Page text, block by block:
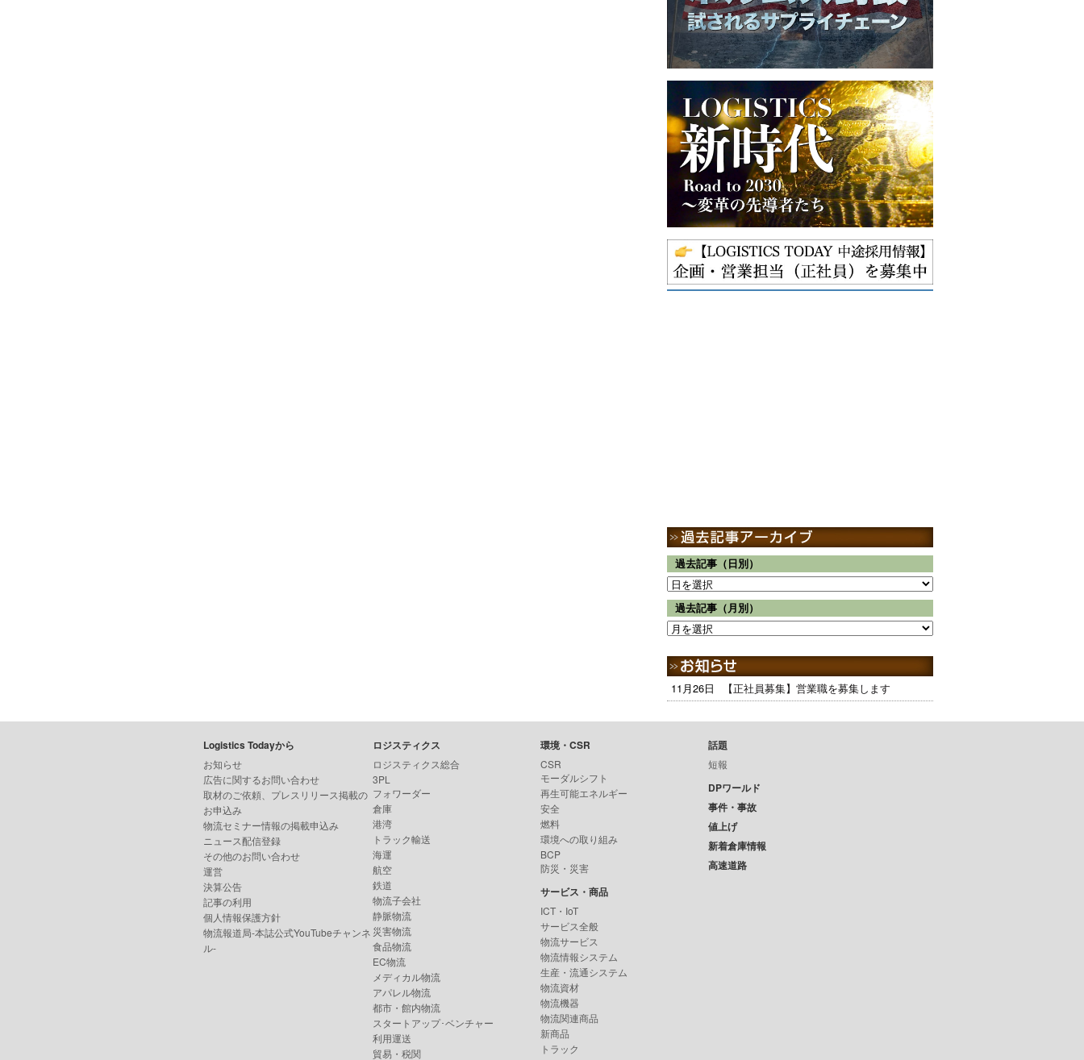
過去記事（日別）
過去記事（月別）
11月26日 【正社員募集】営業職を募集します
Logistics Todayから
お知らせ
広告に関するお問い合わせ
取材のご依頼、プレスリリース掲載の
お申込み
物流セミナー情報の掲載申込み
ニュース配信登録
その他のお問い合わせ
運営
決算公告
記事の利用
個人情報保護方針
物流報道局-本誌公式YouTubeチャンネ
ル-
ロジスティクス
ロジスティクス総合
3PL
フォワーダー
倉庫
港湾
トラック輸送
海運
航空
鉄道
物流子会社
静脈物流
災害物流
食品物流
EC物流
メディカル物流
アパレル物流
都市・館内物流
スタートアップ･ベンチャー
利用運送
貿易・税関
環境・CSR
CSR
モーダルシフト
再生可能エネルギー
安全
燃料
環境への取り組み
BCP
防災・災害
サービス・商品
ICT・IoT
サービス全般
物流サービス
物流情報システム
生産・流通システム
物流資材
物流機器
物流関連商品
新商品
トラック
話題
短報
DPワールド
事件・事故
値上げ
新着倉庫情報
高速道路